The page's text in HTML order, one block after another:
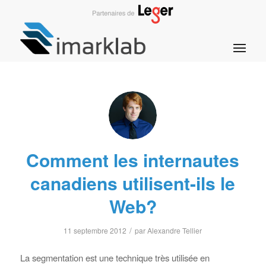
Comment les internautes
canadiens utilisent-ils le
Web?
11 septembre 2012 / parAlexandre Tellier
La segmentation est une technique très utilisée en